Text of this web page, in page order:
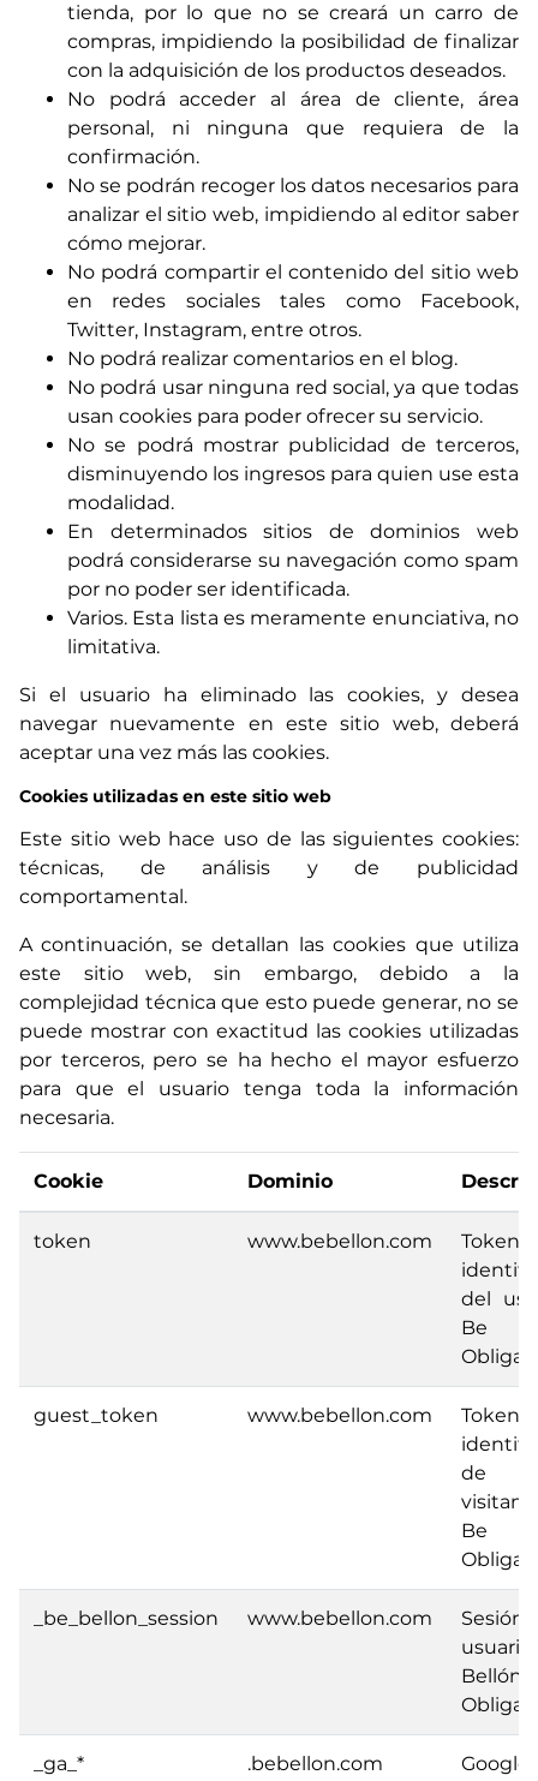
tienda, por lo que no se creará un carro de
compras, impidiendo la posibilidad de finalizar
con la adquisición de los productos deseados.
No podrá acceder al área de cliente, área
personal, ni ninguna que requiera de la
confirmación.
No se podrán recoger los datos necesarios para
analizar el sitio web, impidiendo al editor saber
cómo mejorar.
No podrá compartir el contenido del sitio web
en redes sociales tales como Facebook,
Twitter, Instagram, entre otros.
No podrá realizar comentarios en el blog.
No podrá usar ninguna red social, ya que todas
usan cookies para poder ofrecer su servicio.
No se podrá mostrar publicidad de terceros,
disminuyendo los ingresos para quien use esta
modalidad.
En determinados sitios de dominios web
podrá considerarse su navegación como spam
por no poder ser identificada.
Varios. Esta lista es meramente enunciativa, no
limitativa.
Si el usuario ha eliminado las cookies, y desea
navegar nuevamente en este sitio web, deberá
aceptar una vez más las cookies.
Cookies utilizadas en este sitio web
Este sitio web hace uso de las siguientes cookies:
técnicas, de análisis y de publicidad
comportamental.
A continuación, se detallan las cookies que utiliza
este sitio web, sin embargo, debido a la
complejidad técnica que esto puede generar, no se
puede mostrar con exactitud las cookies utilizadas
por terceros, pero se ha hecho el mayor esfuerzo
para que el usuario tenga toda la información
necesaria.
Cookie Dominio
token www.bebellon.com
del
Be
guest_token www.bebellon.com
de
Be
_be_bellon_session www.bebellon.com
Bellón.
_ga_* .bebellon.com
Google